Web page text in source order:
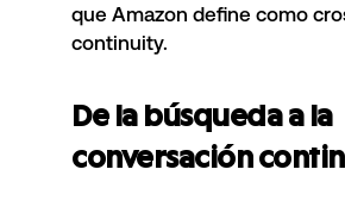
que Amazon define como
continuity.
De la búsqueda a la
conversación